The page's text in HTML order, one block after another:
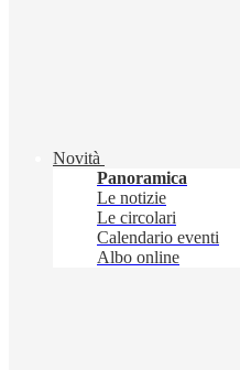
Novità
Panoramica
Le notizie
Le circolari
Calendario eventi
Albo online